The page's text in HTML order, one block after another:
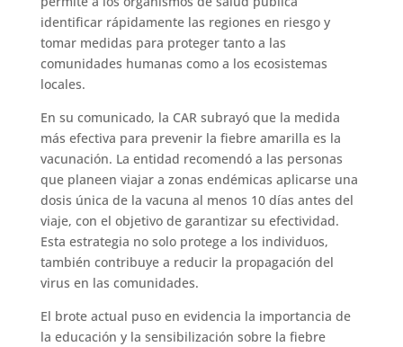
identificar rápidamente las regiones en riesgo y
tomar medidas para proteger tanto a las
comunidades humanas como a los ecosistemas
locales.
En su comunicado, la CAR subrayó que la medida
más efectiva para prevenir la fiebre amarilla es la
vacunación. La entidad recomendó a las personas
que planeen viajar a zonas endémicas aplicarse una
dosis única de la vacuna al menos 10 días antes del
viaje, con el objetivo de garantizar su efectividad.
Esta estrategia no solo protege a los individuos,
también contribuye a reducir la propagación del
virus en las comunidades.
El brote actual puso en evidencia la importancia de
la educación y la sensibilización sobre la fiebre